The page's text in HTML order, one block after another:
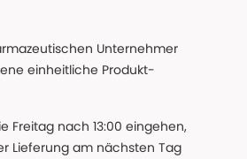
Unternehmer
einheitliche Produkt-
Freitag nach 13:00 eingehen,
Lieferung am nächsten Tag